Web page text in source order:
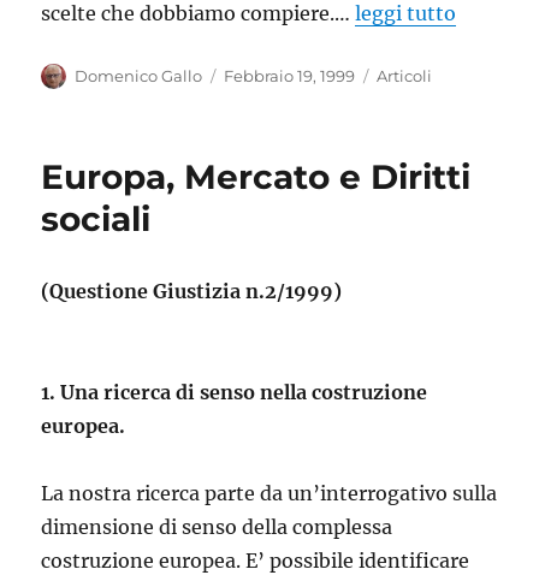
scelte che dobbiamo compiere.…leggi tutto
Autore
Domenico Gallo
Pubblicato
Febbraio 19, 1999 Categorie
Articoli
Europa, Mercato e Diritti
sociali
(Questione Giustizia n.2/1999)
1. Una ricerca di senso nella costruzione
europea.
La nostra ricerca parte da un’interrogativo sulla
dimensione di senso della complessa
costruzione europea. E’ possibile identificare